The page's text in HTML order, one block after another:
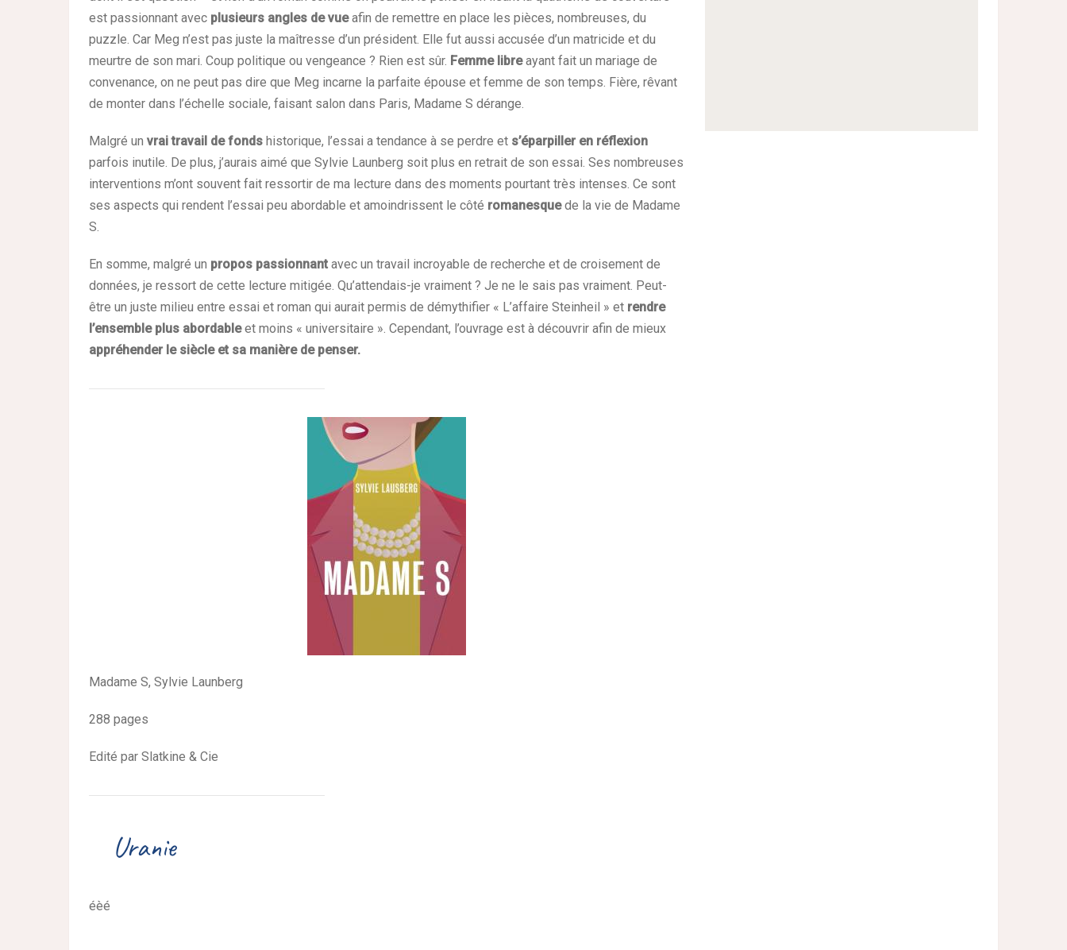
est passionnant avec plusieurs angles de vueafin de remettre en place les pièces, nombreuses, du
puzzle. Car Meg n’est pas juste la maîtresse d’un président. Elle fut aussi accusée d’un matricide et du
meurtre de son mari. Coup politique ou vengeance ? Rien est sûr. Femme libreayant fait un mariage de
convenance, on ne peut pas dire que Meg incarne la parfaite épouse et femme de son temps. Fière, rêvant
de monter dans l’échelle sociale, faisant salon dans Paris, Madame S dérange.
Malgré un vrai travail de fonds historique, l’essai a tendance à se perdre et s’éparpiller en réflexion
parfois inutile. De plus, j’aurais aimé que Sylvie Launberg soit plus en retrait de son essai. Ses nombreuses
interventions m’ont souvent fait ressortir de ma lecture dans des moments pourtant très intenses. Ce sont
ses aspects qui rendent l’essai peu abordable et amoindrissent le côté romanesquede la vie de Madame
S.
En somme, malgré un propos passionnant avec un travail incroyable de recherche et de croisement de
données, je ressort de cette lecture mitigée. Qu’attendais-je vraiment ? Je ne le sais pas vraiment. Peut-
être un juste milieu entre essai et roman qui aurait permis de démythifier « L’affaire Steinheil » et rendre
l’ensemble plus abordableet moins « universitaire ». Cependant, l’ouvrage est à découvrir afin de mieux
appréhender le siècle et sa manière de penser.
Madame S, Sylvie Launberg
288 pages
Edité par Slatkine & Cie
éèé